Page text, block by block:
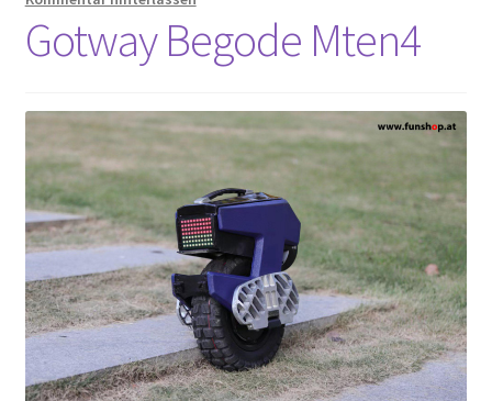
Impressum
Gotway Begode Mten4